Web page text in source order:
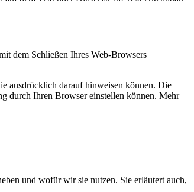
dem Schließen Ihres Web-Browsers
ausdrücklich darauf hinweisen können. Die
durch Ihren Browser einstellen können. Mehr
und wofür wir sie nutzen. Sie erläutert auch,